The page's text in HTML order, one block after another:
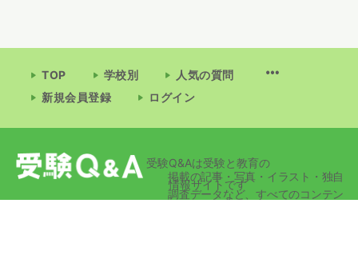
TOP 学校別
人気の質問
新規会員登録
ログイン
受験Q&Aは受験と教育の
情報サイトです
掲載の記事・写真・イラスト・独自
調査データなど、すべてのコンテン